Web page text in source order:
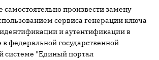
самостоятельно произвести замену
сервиса генерации ключа
и аутентификации в
федеральной государственной
системе "Единый портал